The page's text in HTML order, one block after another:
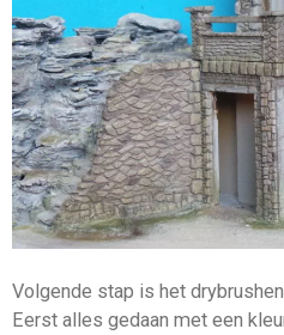
Volgende stap is het drybrushen.
Eerst alles gedaan met een